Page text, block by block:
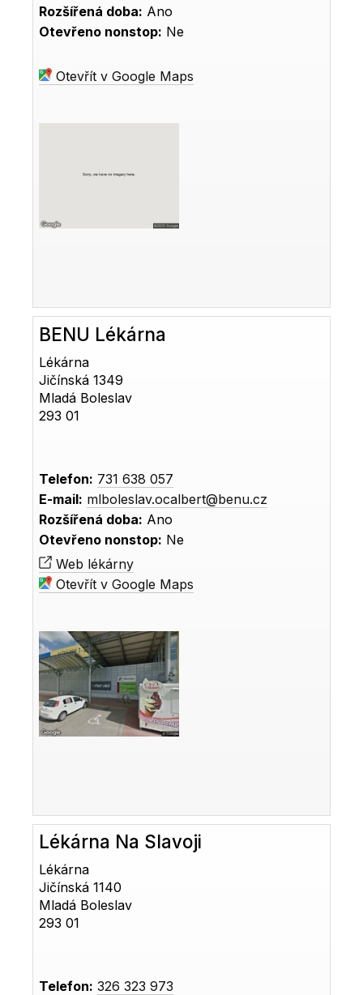
Rozšířená doba: Ano
Otevřeno nonstop: Ne
Otevřít v Google Maps
BENU Lékárna
Lékárna
Jičínská 1349
Mladá Boleslav
293 01
Telefon: 731 638 057
E-mail: mlboleslav.ocalbert@benu.cz
Rozšířená doba: Ano
Otevřeno nonstop: Ne
Web lékárny
Otevřít v Google Maps
Lékárna Na Slavoji
Lékárna
Jičínská 1140
Mladá Boleslav
293 01
Telefon: 326 323 973